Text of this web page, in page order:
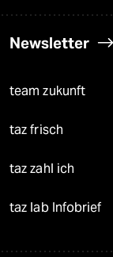
Newsletter
team zukunft
taz frisch
taz zahl ich
taz lab Infobrief